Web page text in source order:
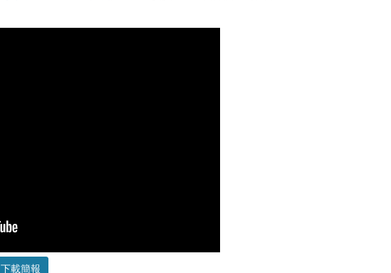
下載簡報